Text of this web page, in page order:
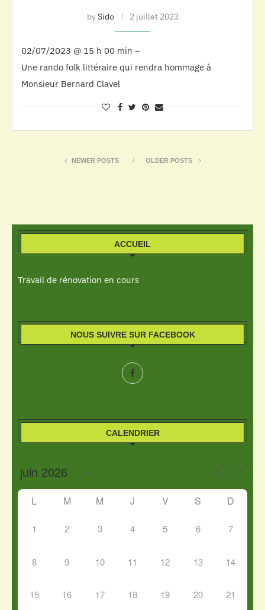
bySido 2 juillet 2023
02/07/2023 @ 15 h 00 min –
Une rando folk littéraire qui rendra hommage à
Monsieur Bernard Clavel
NEWER POSTS OLDER POSTS
ACCUEIL
Travail de rénovation en cours
NOUS SUIVRE SUR FACEBOOK
CALENDRIER
L M M J V S D
1 2 3 4 5 6 7
8 9 10 11 12 13 14
15 16 17 18 19 20 21